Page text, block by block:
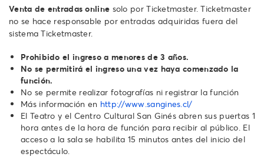
Venta de entradas online solo por Ticketmaster. Ticketmaster
no se hace responsable por entradas adquiridas fuera del
sistema Ticketmaster.
Prohibido el ingreso a menores de 3 años.
No se permitirá el ingreso una vez haya comenzado la
función.
No se permite realizar fotografías ni registrar la función
Más información en http://www.sangines.cl/
El Teatro y el Centro Cultural San Ginés abren sus puertas 1
hora antes de la hora de función para recibir al público. El
acceso a la sala se habilita 15 minutos antes del inicio del
espectáculo.